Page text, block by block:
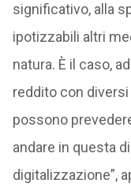
significativo, alla
ipotizzabili altri
natura. È il caso,
reddito con
possono
andare in questa
digitalizzazione”,